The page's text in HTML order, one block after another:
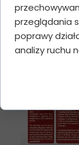
przeglądania
poprawy
analizy ruchu